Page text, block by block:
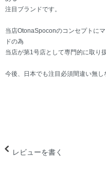
注目ブランドです。
当店OtonaSpoconのコンセプトに
ドの為
当店が第1号店として専門的に取り
今後、日本でも注目必須間違い無し
レビューを書く